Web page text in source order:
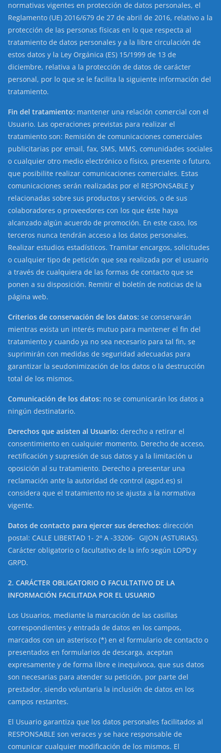
normativas vigentes en protección de datos personales, el
Reglamento (UE) 2016/679 de 27 de abril de 2016, relativo a la
protección de las personas físicas en lo que respecta al
tratamiento de datos personales y a la libre circulación de
estos datos y la Ley Orgánica (ES) 15/1999 de 13 de
diciembre, relativa a la protección de datos de carácter
personal, por lo que se le facilita la siguiente información del
tratamiento.
Fin del tratamiento: mantener una relación comercial con el
Usuario. Las operaciones previstas para realizar el
tratamiento son: Remisión de comunicaciones comerciales
publicitarias por email, fax, SMS, MMS, comunidades sociales
o cualquier otro medio electrónico o físico, presente o futuro,
que posibilite realizar comunicaciones comerciales. Estas
comunicaciones serán realizadas por el RESPONSABLE y
relacionadas sobre sus productos y servicios, o de sus
colaboradores o proveedores con los que éste haya
alcanzado algún acuerdo de promoción. En este caso, los
terceros nunca tendrán acceso a los datos personales.
Realizar estudios estadísticos. Tramitar encargos, solicitudes
o cualquier tipo de petición que sea realizada por el usuario
a través de cualquiera de las formas de contacto que se
ponen a su disposición. Remitir el boletín de noticias de la
página web.
Criterios de conservación de los datos: se conservarán
mientras exista un interés mutuo para mantener el fin del
tratamiento y cuando ya no sea necesario para tal fin, se
suprimirán con medidas de seguridad adecuadas para
garantizar la seudonimización de los datos o la destrucción
total de los mismos.
Comunicación de los datos: no se comunicarán los datos a
ningún destinatario.
Derechos que asisten al Usuario: derecho a retirar el
consentimiento en cualquier momento. Derecho de acceso,
rectificación y supresión de sus datos y a la limitación u
oposición al su tratamiento. Derecho a presentar una
reclamación ante la autoridad de control (agpd.es) si
considera que el tratamiento no se ajusta a la normativa
vigente.
Datos de contacto para ejercer sus derechos: dirección
postal: CALLE LIBERTAD 1- 2º A -33206- GIJON (ASTURIAS).
Carácter obligatorio o facultativo de la info según LOPD y
GRPD.
2. CARÁCTER OBLIGATORIO O FACULTATIVO DE LA
INFORMACIÓN FACILITADA POR EL USUARIO
Los Usuarios, mediante la marcación de las casillas
correspondientes y entrada de datos en los campos,
marcados con un asterisco (*) en el formulario de contacto o
presentados en formularios de descarga, aceptan
expresamente y de forma libre e inequívoca, que sus datos
son necesarias para atender su petición, por parte del
prestador, siendo voluntaria la inclusión de datos en los
campos restantes.
El Usuario garantiza que los datos personales facilitados al
RESPONSABLE son veraces y se hace responsable de
comunicar cualquier modificación de los mismos. El